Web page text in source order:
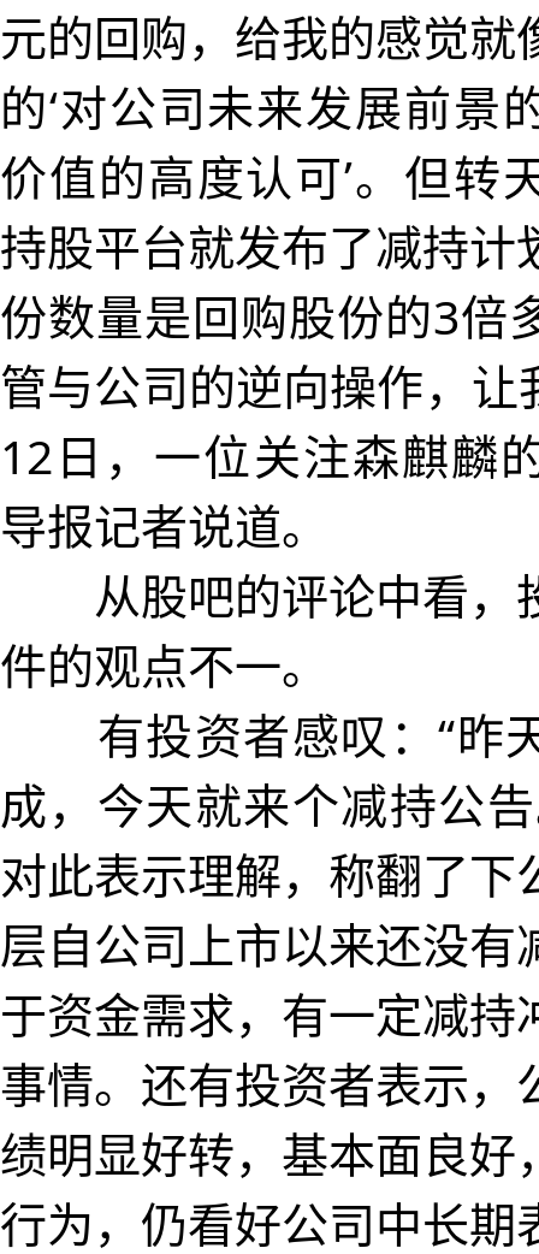
元的回购，给我的感觉就
的‘对公司未来发展前景
价值的高度认可’。但转
持股平台就发布了减持计
份数量是回购股份的3倍
管与公司的逆向操作，让
12日，一位关注森麒麟
导报记者说道。
从股吧的评论中看，
件的观点不一。
有投资者感叹：“昨
成，今天就来个减持公
对此表示理解，称翻了下
层自公司上市以来还没有
于资金需求，有一定减持
事情。还有投资者表示，
绩明显好转，基本面良好
行为，仍看好公司中长期